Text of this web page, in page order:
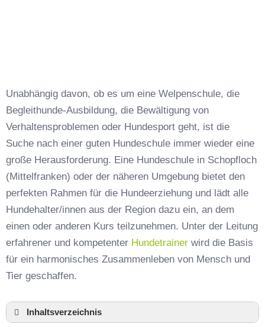
Unabhängig davon, ob es um eine Welpenschule, die
Begleithunde-Ausbildung, die Bewältigung von
Verhaltensproblemen oder Hundesport geht, ist die
Suche nach einer guten Hundeschule immer wieder eine
große Herausforderung. Eine Hundeschule in Schopfloch
(Mittelfranken) oder der näheren Umgebung bietet den
perfekten Rahmen für die Hundeerziehung und lädt alle
Hundehalter/innen aus der Region dazu ein, an dem
einen oder anderen Kurs teilzunehmen. Unter der Leitung
erfahrener und kompetenter Hundetrainer wird die Basis
für ein harmonisches Zusammenleben von Mensch und
Tier geschaffen.
Inhaltsverzeichnis